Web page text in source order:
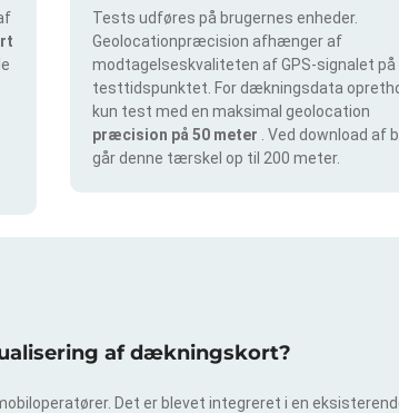
Tests udføres på brugernes enheder.
Geolocationpræcision afhænger af
modtagelseskvaliteten af GPS-signalet på
testtidspunktet. For dækningsdata
kun test med en maksimal geolocation
præcision på 50 meter
. Ved download af
går denne tærskel op til 200 meter.
af dækningskort?
Det er blevet integreret i en